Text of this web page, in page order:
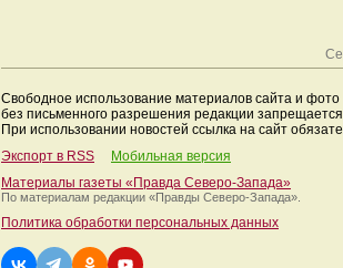
Свободное использование материалов сайта и фото
без письменного разрешения редакции
При использовании новостей ссылка на сайт
Экспорт в RSS
Мобильная версия
Материалы газеты «Правда Северо-Запада»
По материалам редакции «Правды Северо-Запада».
Политика обработки персональных данных